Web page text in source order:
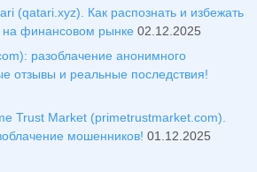
(qatari.xyz). Как распознать и избежать
финансовом рынке 02.12.2025
разоблачение анонимного
отзывы и реальные последствия!
Trust Market (primetrustmarket.com).
мошенников! 01.12.2025